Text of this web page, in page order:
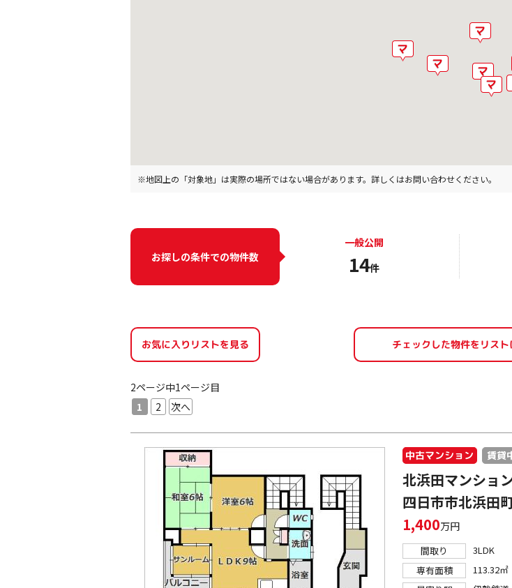
※地図上の「対象地」は実際の場所ではない場合があります。詳しくはお問い合わせください。
お探しの条件での物件数
一般公開
14件
お気に入りリストを見る
2ページ中1ページ目
1
2 次へ
中古マンション 賃貸
北浜田マンショ
四日市市北浜田
1,400万円
間取り 3LDK
専有面積
113.32㎡